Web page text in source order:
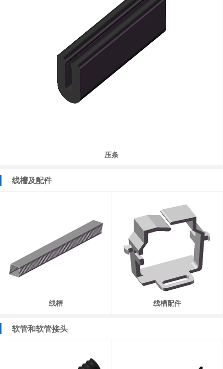
压条
线槽及配件
线槽 线槽配件
软管和软管接头